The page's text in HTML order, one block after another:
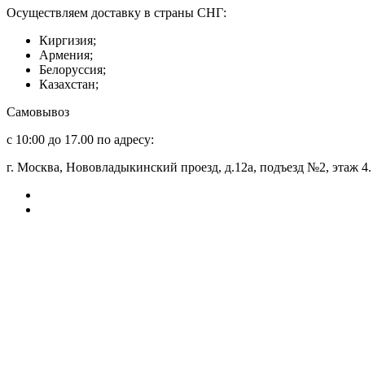
Осуществляем доставку в страны СНГ:
Киргизия;
Армения;
Белоруссия;
Казахстан;
Самовывоз
с 10:00 до 17.00 по адресу:
г. Москва, Нововладыкинский проезд, д.12а, подъезд №2, этаж 4.